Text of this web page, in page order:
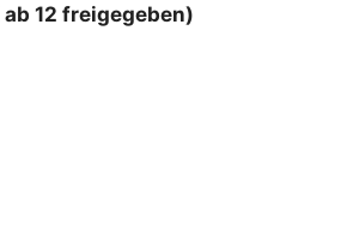
ab 12 freigegeben)